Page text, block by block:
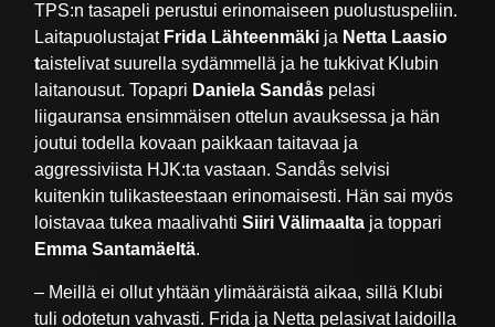
TPS:n tasapeli perustui erinomaiseen puolustuspeliin.
Laitapuolustajat Frida Lähteenmäki ja Netta Laasio
taistelivat suurella sydämmellä ja he tukkivat Klubin
laitanousut. Topapri Daniela Sandås pelasi
liigauransa ensimmäisen ottelun avauksessa ja hän
joutui todella kovaan paikkaan taitavaa ja
aggressiviista HJK:ta vastaan. Sandås selvisi
kuitenkin tulikasteestaan erinomaisesti. Hän sai myös
loistavaa tukea maalivahtiSiiri Välimaalta ja toppari
Emma Santamäeltä.
– Meillä ei ollut yhtään ylimääräistä aikaa, sillä Klubi
tuli odotetun vahvasti. Frida ja Netta pelasivat laidoilla